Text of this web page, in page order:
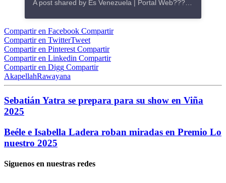
Compartir en Facebook Compartir
Compartir en TwitterTweet
Compartir en Pinterest Compartir
Compartir en Linkedin Compartir
Compartir en Digg Compartir
AkapellahRawayana
Sebatián Yatra se prepara para su show en Viña
2025
Beéle e Isabella Ladera roban miradas en Premio Lo
nuestro 2025
Siguenos en nuestras redes